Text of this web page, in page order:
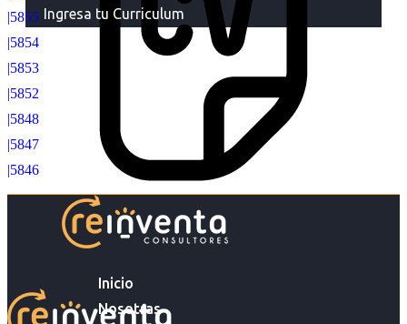
Inicio
Nosotras
Ingresa tu Curriculum
|5855
|5854
|5853
|5852
|5848
|5847
|5846